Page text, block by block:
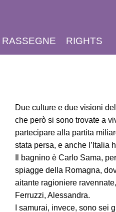
RASSEGNE RIGHTS
Due culture e due visioni
che però si sono trovate a
partecipare alla partita
stata persa, e anche l’Italia
Il bagnino è Carlo Sama,
spiagge della Romagna,
aitante ragioniere
Ferruzzi, Alessandra.
I samurai, invece, sono sei